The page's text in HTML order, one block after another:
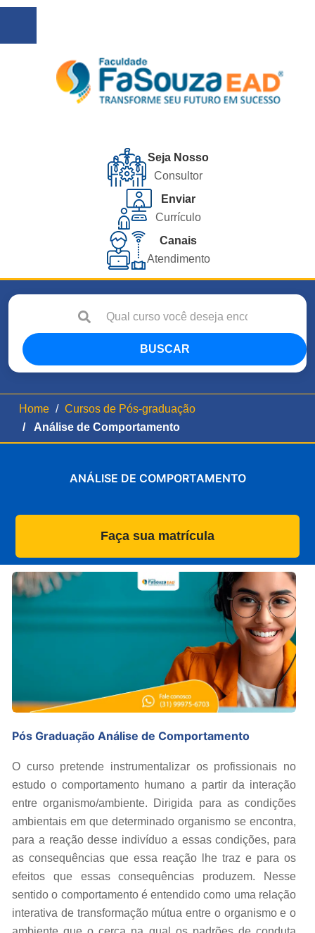
Seja Nosso
Consultor
Enviar
Currículo
Canais
Atendimento
BUSCAR
Home
Cursos de Pós-graduação
Análise de Comportamento
ANÁLISE DE COMPORTAMENTO
Faça sua matrícula
Pós Graduação Análise de Comportamento
O curso pretende instrumentalizar os profissionais no
estudo o comportamento humano a partir da interação
entre organismo/ambiente. Dirigida para as condições
ambientais em que determinado organismo se encontra,
para a reação desse indivíduo a essas condições, para
as consequências que essa reação lhe traz e para os
efeitos que essas consequências produzem. Nesse
sentido o comportamento é entendido como uma relação
interativa de transformação mútua entre o organismo e o